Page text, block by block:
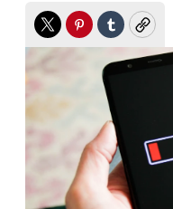
TwitterPinterest
TumblrCopy